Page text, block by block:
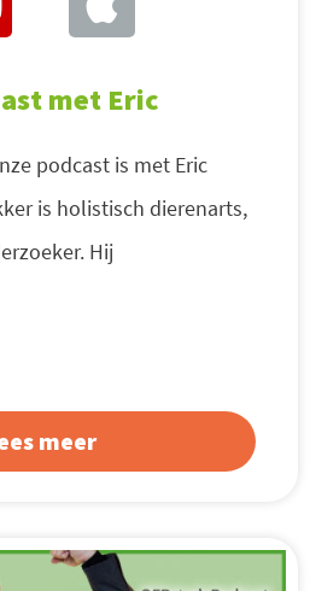
met Eric
podcast is met Eric
is holistisch dierenarts,
Hij
meer